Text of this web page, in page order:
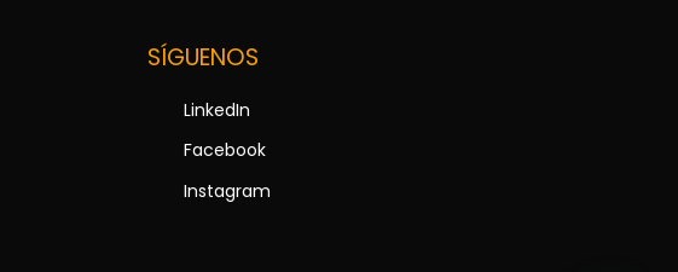
SÍGUENOS
LinkedIn
Facebook
Instagram